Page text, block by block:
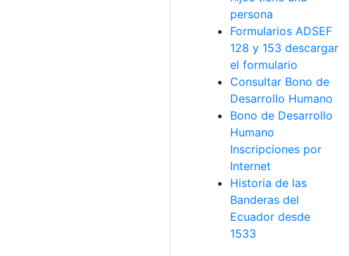
persona
Formularios ADSEF
128 y 153 descargar
el formulario
Consultar Bono de
Desarrollo Humano
Bono de Desarrollo
Humano
Inscripciones por
Internet
Historia de las
Banderas del
Ecuador desde
1533